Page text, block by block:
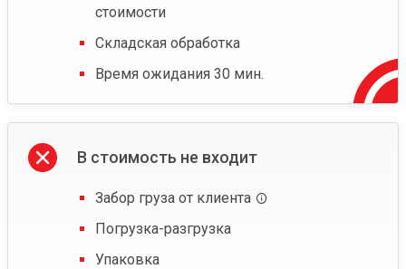
стоимости
Складская обработка
Время ожидания 30 мин.
В стоимость не входит
Забор груза от клиента
Погрузка-разгрузка
Упаковка